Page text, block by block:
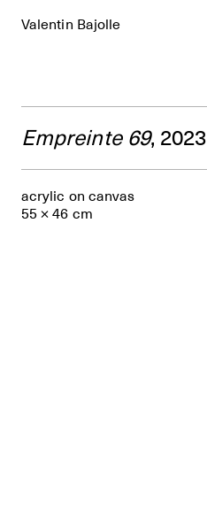
Valentin Bajolle
Empreinte 69, 2023
acrylic on canvas
55 × 46 cm